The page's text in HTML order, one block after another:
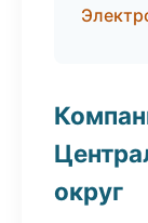
округ